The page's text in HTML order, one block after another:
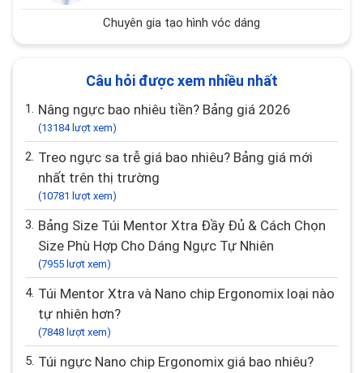
Chuyên gia tạo hình vóc dáng
Câu hỏi được xem nhiều nhất
1. Nâng ngực bao nhiêu tiền? Bảng giá 2026
(13184 lượt xem)
2. Treo ngực sa trễ giá bao nhiêu? Bảng giá mới
nhất trên thị trường
(10781 lượt xem)
3. Bảng Size Túi Mentor Xtra Đầy Đủ & Cách Chọn
Size Phù Hợp Cho Dáng Ngực Tự Nhiên
(7955 lượt xem)
4. Túi Mentor Xtra và Nano chip Ergonomix loại nào
tự nhiên hơn?
(7848 lượt xem)
5. Túi ngực Nano chip Ergonomix giá bao nhiêu?